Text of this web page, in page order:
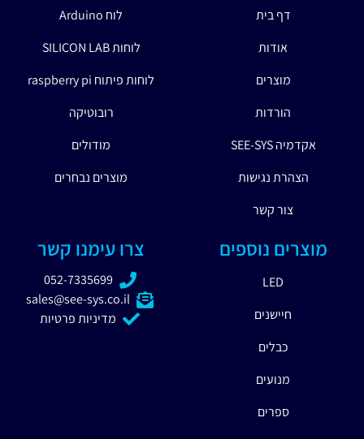
דף בית
אודות
מוצרים
הורדות
אקדמיה SEE-SYS
הצהרת נגישות
צור קשר
לוח Arduino
לוחות SILICON LAB
לוחות פיתוח raspberry pi
רובוטיקה
מודולים
מוצרים נבחרים
מוצרים נוספים
LED
חיישנים
כבלים
מנועים
ספרים
צרו עימנו קשר
052-7335699
sales@see-sys.co.il
מדיניות פרטיות